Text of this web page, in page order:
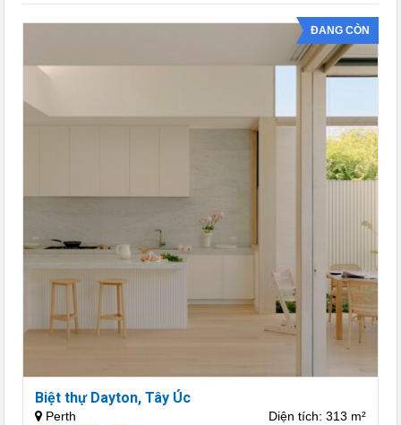
ĐANG CÒN
Biệt thự Dayton, Tây Úc
Perth Diện tích: 313 m²